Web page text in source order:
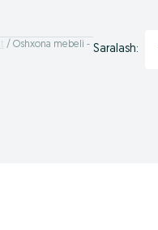
Oshxona mebeli - Saralash: